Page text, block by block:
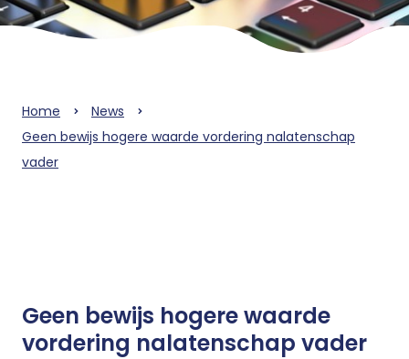
Home
News
Geen bewijs hogere waarde vordering nalatenschap
vader
Geen bewijs hogere waarde
vordering nalatenschap vader